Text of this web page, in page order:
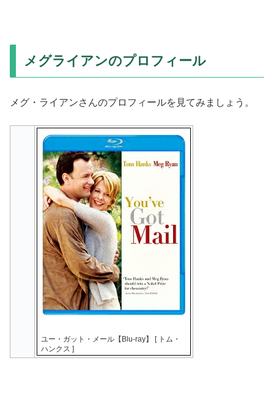
メグライアンのプロフィール
メグ・ライアンさんのプロフィールを見てみましょう。
ユー・ガット・メール【Blu-ray】 [ トム・
ハンクス ]